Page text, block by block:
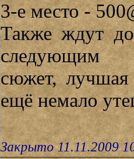
3-е место -
Также ждут
следующим
сюжет,
ещё немало
Закрыто 11.11.2009